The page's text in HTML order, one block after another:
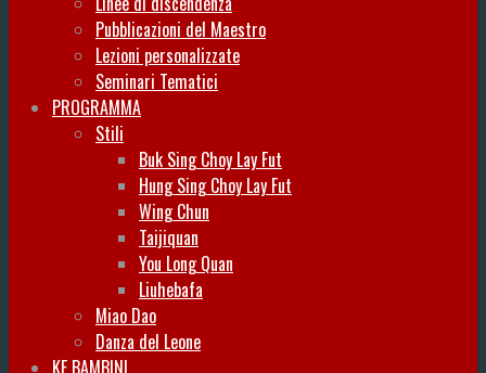
Pubblicazioni del Maestro
Lezioni personalizzate
Seminari Tematici
PROGRAMMA
Stili
Buk Sing Choy Lay Fut
Hung Sing Choy Lay Fut
Wing Chun
Taijiquan
You Long Quan
Liuhebafa
Miao Dao
Danza del Leone
KF BAMBINI